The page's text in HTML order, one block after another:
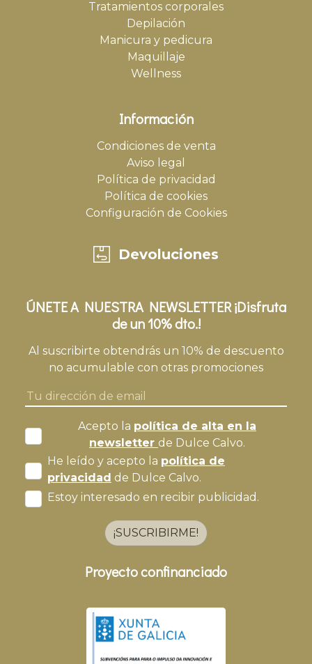
Tratamientos corporales
Depilación
Manicura y pedicura
Maquillaje
Wellness
Información
Condiciones de venta
Aviso legal
Política de privacidad
Política de cookies
Configuración de Cookies
Devoluciones
ÚNETE A NUESTRA NEWSLETTER ¡Disfruta
de un 10% dto.!
Al suscribirte obtendrás un 10% de descuento
no acumulable con otras promociones
Acepto la política de alta en la
newsletter de Dulce Calvo.
He leído y acepto la política de
privacidad de Dulce Calvo.
Estoy interesado en recibir publicidad.
¡SUSCRIBIRME!
Proyecto confinanciado